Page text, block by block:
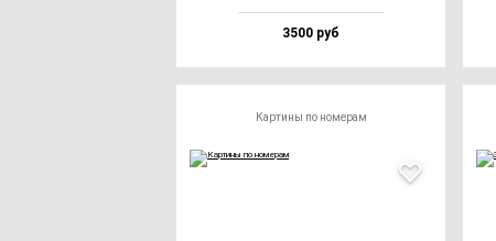
3500 руб
Картины по номерам